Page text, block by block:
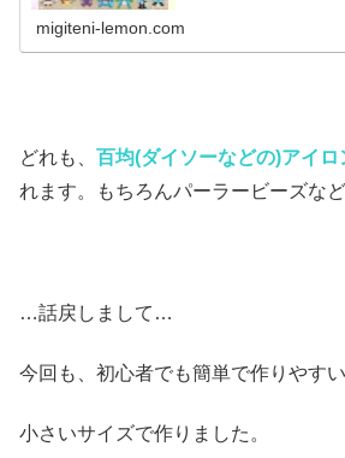
migiteni-lemon.com
どれも、 百均(ダイソーなどの)アイロ
れます。もちろんパーラービーズな
…話戻しまして…
今回も、初心者でも簡単で作りやすい
小さいサイズで作りました。